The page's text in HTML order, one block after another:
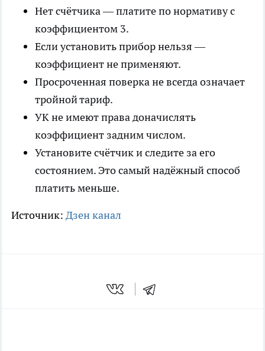
Нет счётчика — платите по нормативу с
коэффициентом 3.
Если установить прибор нельзя —
коэффициент не применяют.
Просроченная поверка не всегда означает
тройной тариф.
УК не имеют права доначислять
коэффициент задним числом.
Установите счётчик и следите за его
состоянием. Это самый надёжный способ
платить меньше.
Источник: Дзен канал